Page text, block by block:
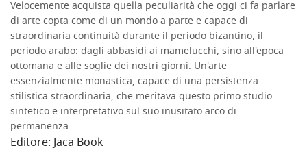
Velocemente acquista quella peculiarità che oggi ci fa parlare
di arte copta come di un mondo a parte e capace di
straordinaria continuità durante il periodo bizantino, il
periodo arabo: dagli abbasidi ai mamelucchi, sino all'epoca
ottomana e alle soglie dei nostri giorni. Un'arte
essenzialmente monastica, capace di una persistenza
stilistica straordinaria, che meritava questo primo studio
sintetico e interpretativo sul suo inusitato arco di
permanenza.
Editore:Jaca Book